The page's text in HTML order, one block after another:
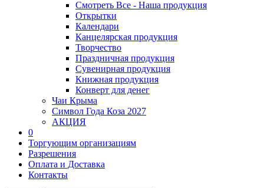
Смотреть Все - Наша продукция
Открытки
Календари
Канцелярская продукция
Творчество
Праздничная продукция
Сувенирная продукция
Книжная продукция
Конверт для денег
Чаи Крыма
Символ Года Коза 2027
АКЦИЯ
0
Торгующим организациям
Разрешения
Оплата и Доставка
Контакты